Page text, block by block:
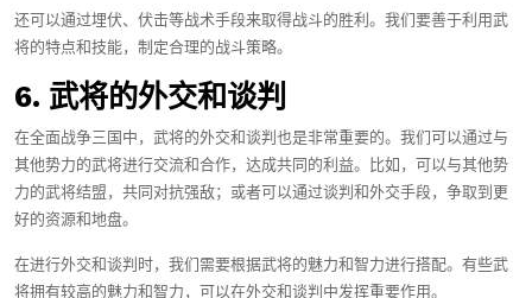
还可以通过埋伏、伏击等战术手段来取得战斗的胜利。我们要善于利用武
将的特点和技能，制定合理的战斗策略。
6. 武将的外交和谈判
在全面战争三国中，武将的外交和谈判也是非常重要的。我们可以通过与
其他势力的武将进行交流和合作，达成共同的利益。比如，可以与其他势
力的武将结盟，共同对抗强敌；或者可以通过谈判和外交手段，争取到更
好的资源和地盘。
在进行外交和谈判时，我们需要根据武将的魅力和智力进行搭配。有些武
将拥有较高的魅力和智力，可以在外交和谈判中发挥重要作用。